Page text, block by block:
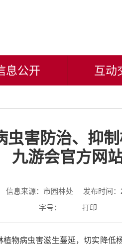
息公开 互动
虫害防治、抑
九游会官方网
信息来源：市园林处
发布时间
字号：
打印
物病虫害滋生蔓延，切实降